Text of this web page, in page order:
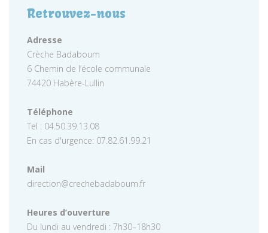
Retrouvez-nous
Adresse
Crèche Badaboum
6 Chemin de l’école communale
74420 Habère-Lullin
Téléphone
Tel : 04.50.39.13.08
En cas d'urgence: 07.82.61.99.21
Mail
direction@crechebadaboum.fr
Heures d’ouverture
Du lundi au vendredi : 7h30–18h30